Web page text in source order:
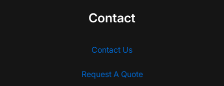
Contact
Contact Us
Request A Quote